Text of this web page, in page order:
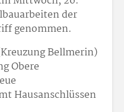
der
genommen.
Bellmerin)
Obere
Hausanschlüssen